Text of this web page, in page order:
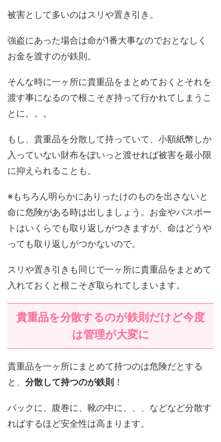
被害として多いのはスリや置き引き。
強盗にあった場合は命が1番大事なのでおとなしく
お金を渡すのが鉄則。
そんな時に一ヶ所に貴重品をまとめておくとそれを
渡す事になるので根こそぎ持って行かれてしまうこ
とに。。。
もし、貴重品を分散して持っていて、小額紙幣しか
入っていない財布をぽいっと渡せれば被害を最小限
に抑えられることも。
※もちろん明らかにありったけのものを出さないと
命に危険がある時は出しましょう。お金やパスポー
トはいくらでも取り返しがつきますが、命はどうや
っても取り返しがつかないので。
スリや置き引きも同じで一ヶ所に貴重品をまとめて
入れておくと根こそぎ取られてしまいます。
貴重品を分散するのが鉄則だけど今度
は管理が大変に
貴重品を一ヶ所にまとめて持つのは危険だとする
と、 分散して持つのが鉄則 ！
バックに、腹巻に、靴の中に、、、などなど分散す
ればするほど安全性は高まります。